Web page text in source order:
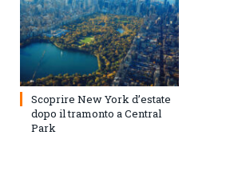
Scoprire New York d’estate
dopo il tramonto a Central
Park